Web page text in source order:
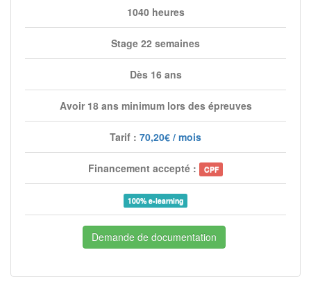
1040 heures
Stage 22 semaines
Dès 16 ans
Avoir 18 ans minimum lors des épreuves
Tarif : 70,20€ / mois
Financement accepté : CPF
100% e-learning
Demande de documentation